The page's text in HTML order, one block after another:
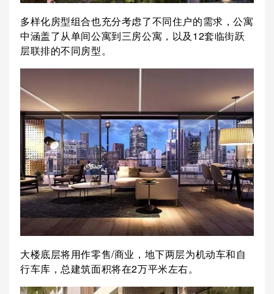
多样化房型组合也充分考虑了不同住户的需求，公寓
中涵盖了从单间公寓到三房公寓，以及12套临街跃
层联排的不同房型。
大楼底层将用作零售/商业，地下两层为机动车和自
行车库，总建筑面积将在2万平米左右。